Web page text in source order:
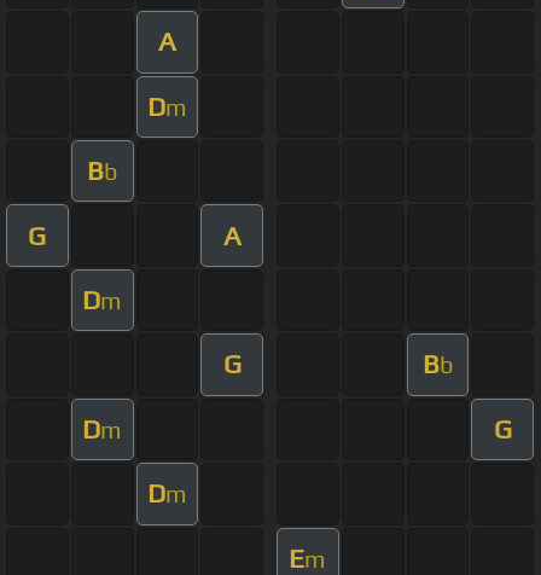
A
Dm
Bb
G A
Dm
G Bb
Dm G
Dm
Em